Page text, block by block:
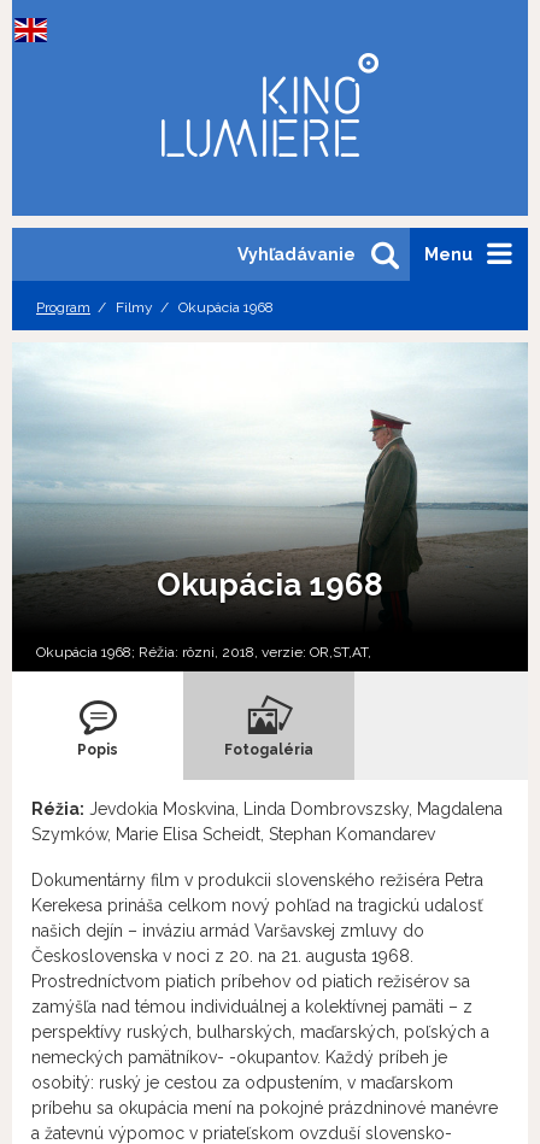
Menu
Vyhľadávanie
Program Filmy Okupácia 1968
Okupácia 1968
Okupácia 1968; Réžia: rôzni, 2018, verzie: OR, ST,AT,
Popis Fotogaléria
Réžia: Jevdokia Moskvina, Linda Dombrovszsky, Magdalena
Szymków, Marie Elisa Scheidt, Stephan Komandarev
Dokumentárny film v produkcii slovenského režiséra Petra
Kerekesa prináša celkom nový pohľad na tragickú udalosť
našich dejín – inváziu armád Varšavskej zmluvy do
Československa v noci z 20. na 21. augusta 1968.
Prostredníctvom piatich príbehov od piatich režisérov sa
zamýšľa nad témou individuálnej a kolektívnej pamäti – z
perspektívy ruských, bulharských, maďarských, poľských a
nemeckých pamätníkov- -okupantov. Každý príbeh je
osobitý: ruský je cestou za odpustením, v maďarskom
príbehu sa okupácia mení na pokojné prázdninové manévre
a žatevnú výpomoc v priateľskom ovzduší slovensko-